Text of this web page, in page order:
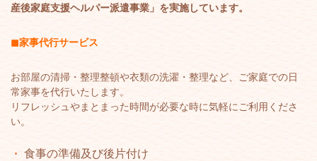
産後家庭支援ヘルパー派遣事業」を実施しています。
◼︎家事代行サービス
お部屋の清掃・整理整頓や衣類の洗濯・整理など、ご家庭での日
常家事を代行いたします。
リフレッシュやまとまった時間が必要な時に気軽にご利用くださ
い。
食事の準備及び後片付け